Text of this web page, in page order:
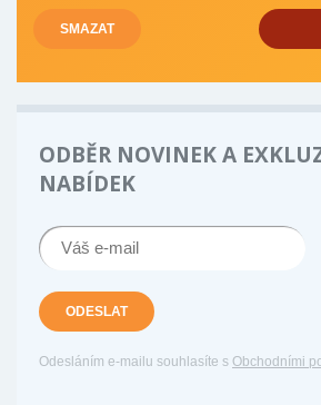
SMAZAT
ODBĚR NOVINEK A
NABÍDEK
ODESLAT
Odesláním e-mailu souhlasíte s Obchodními